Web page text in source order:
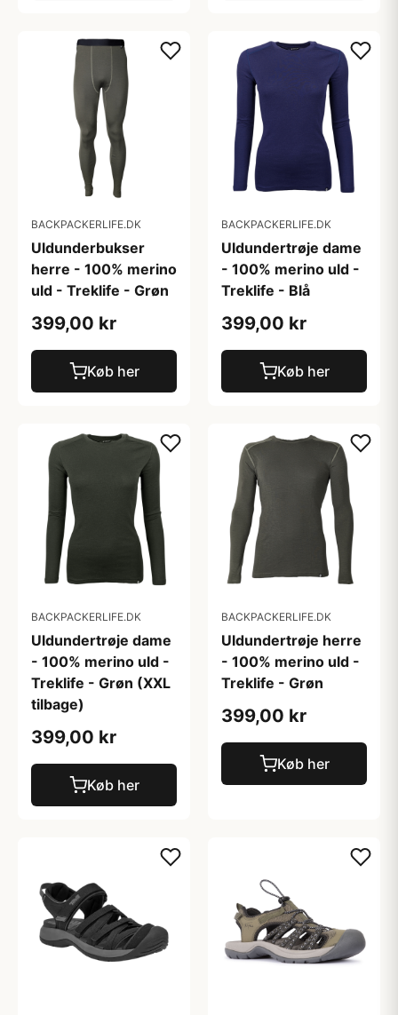
BACKPACKERLIFE.DK
Uldunderbukser
herre - 100% merino
uld - Treklife - Grøn
399,00 kr
Køb her
BACKPACKERLIFE.DK
Uldundertrøje dame
- 100% merino uld -
Treklife - Blå
399,00 kr
Køb her
BACKPACKERLIFE.DK
Uldundertrøje dame
- 100% merino uld -
Treklife - Grøn (XXL
tilbage)
399,00 kr
Køb her
BACKPACKERLIFE.DK
Uldundertrøje herre
- 100% merino uld -
Treklife - Grøn
399,00 kr
Køb her